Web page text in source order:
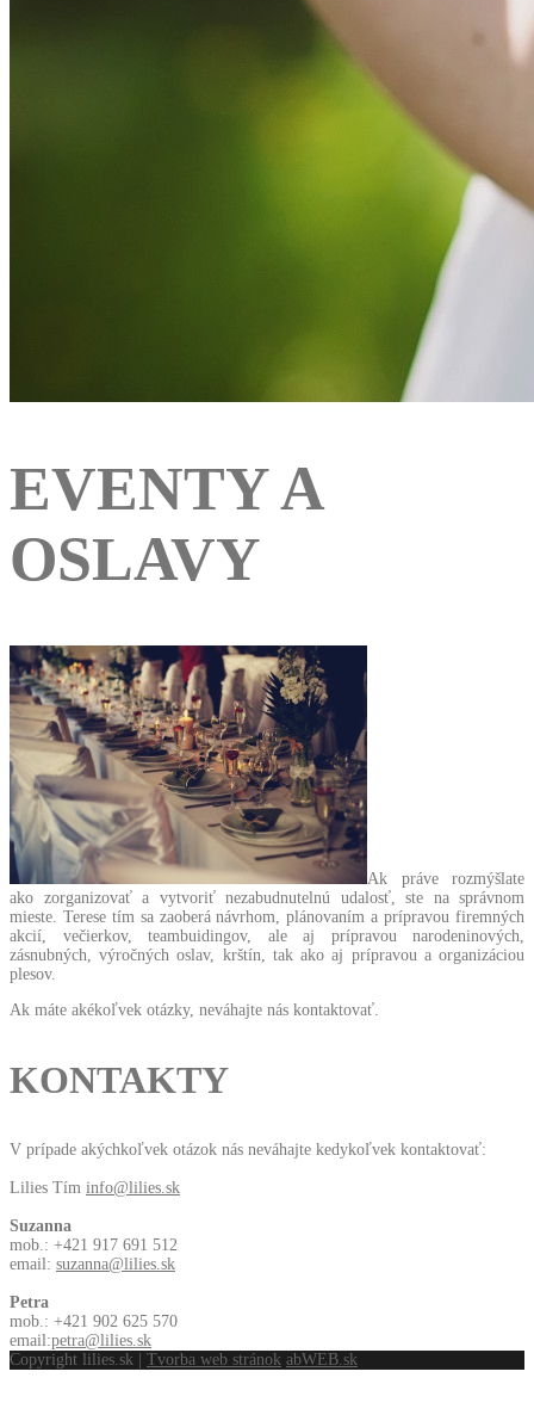
EVENTY A
OSLAVY
Ak práve rozmýšlate
ako zorganizovať a vytvoriť nezabudnutelnú udalosť, ste na správnom
mieste. Terese tím sa zaoberá návrhom, plánovaním a prípravou firemných
akcií, večierkov, teambuidingov, ale aj prípravou narodeninových,
zásnubných, výročných oslav, krštín, tak ako aj prípravou a organizáciou
plesov.
Ak máte akékoľvek otázky, neváhajte nás kontaktovať.
KONTAKTY
V prípade akýchkoľvek otázok nás neváhajte kedykoľvek kontaktovať:
Lilies Tím info@lilies.sk
Suzanna
mob.: +421 917 691 512
email: suzanna@lilies.sk
Petra
mob.: +421 902 625 570
email:petra@lilies.sk
Copyright lilies.sk | Tvorba web stránok abWEB.sk